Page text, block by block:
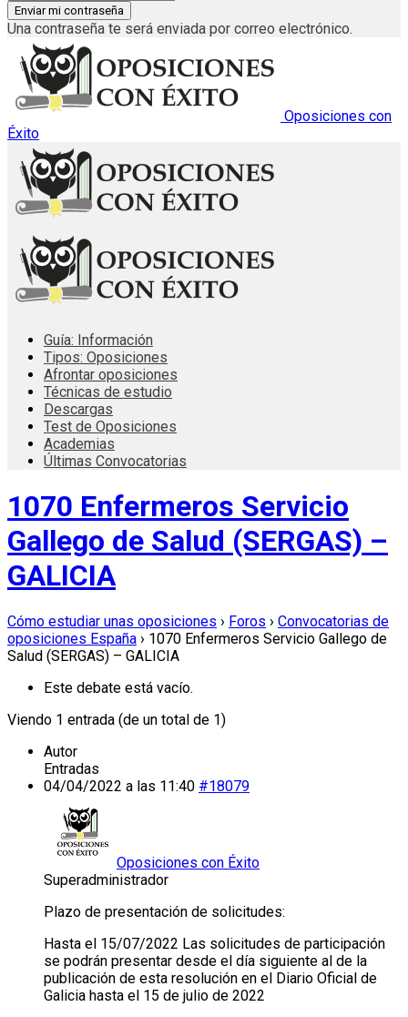
Una contraseña te será enviada por correo electrónico.
Oposiciones con
Éxito
Guía: Información
Tipos: Oposiciones
Afrontar oposiciones
Técnicas de estudio
Descargas
Test de Oposiciones
Academias
Últimas Convocatorias
1070 Enfermeros Servicio
Gallego de Salud (SERGAS) –
GALICIA
Cómo estudiar unas oposiciones › Foros › Convocatorias de
oposiciones España › 1070 Enfermeros Servicio Gallego de
Salud (SERGAS) – GALICIA
Este debate está vacío.
Viendo 1 entrada (de un total de 1)
Autor
Entradas
04/04/2022 a las 11:40 #18079
Oposiciones con Éxito
Superadministrador
Plazo de presentación de solicitudes:
Hasta el 15/07/2022 Las solicitudes de participación
se podrán presentar desde el día siguiente al de la
publicación de esta resolución en el Diario Oficial de
Galicia hasta el 15 de julio de 2022